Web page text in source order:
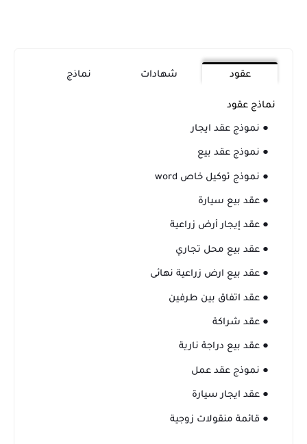
عقود شهادات نماذج
نماذج عقود
● نموذج عقد ايجار
● نموذج عقد بيع
● نموذج توكيل خاص word
● عقد بيع سيارة
● عقد إيجار أرض زراعية
● عقد بيع محل تجاري
● عقد بيع ارض زراعية نهائى
● عقد اتفاق بين طرفين
● عقد شراكة
● عقد بيع دراجة نارية
● نموذج عقد عمل
● عقد ايجار سيارة
● قائمة منقولات زوجية